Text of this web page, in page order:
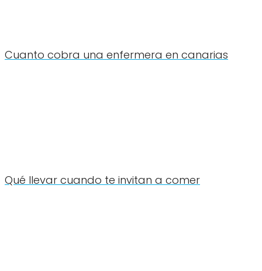
Cuanto cobra una enfermera en canarias
Qué llevar cuando te invitan a comer